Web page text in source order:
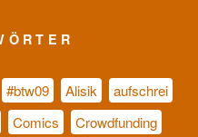
#btw09 Alisik
aufschrei
Comics
Crowdfunding